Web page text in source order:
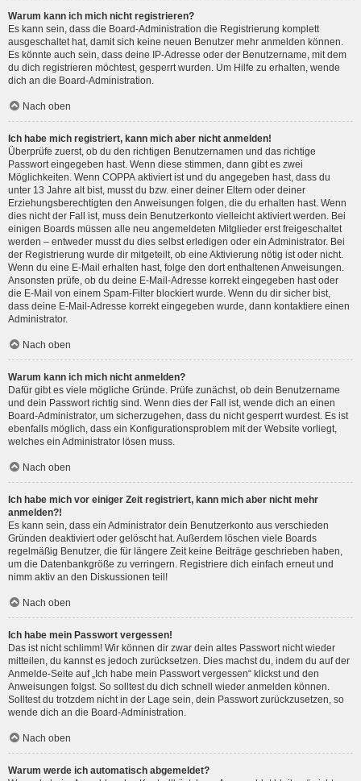
Warum kann ich mich nicht registrieren?
Es kann sein, dass die Board-Administration die Registrierung komplett
ausgeschaltet hat, damit sich keine neuen Benutzer mehr anmelden können.
Es könnte auch sein, dass deine IP-Adresse oder der Benutzername, mit dem
du dich registrieren möchtest, gesperrt wurden. Um Hilfe zu erhalten, wende
dich an die Board-Administration.
Nach oben
Ich habe mich registriert, kann mich aber nicht anmelden!
Überprüfe zuerst, ob du den richtigen Benutzernamen und das richtige
Passwort eingegeben hast. Wenn diese stimmen, dann gibt es zwei
Möglichkeiten. Wenn COPPA aktiviert ist und du angegeben hast, dass du
unter 13 Jahre alt bist, musst du bzw. einer deiner Eltern oder deiner
Erziehungsberechtigten den Anweisungen folgen, die du erhalten hast. Wenn
dies nicht der Fall ist, muss dein Benutzerkonto vielleicht aktiviert werden. Bei
einigen Boards müssen alle neu angemeldeten Mitglieder erst freigeschaltet
werden – entweder musst du dies selbst erledigen oder ein Administrator. Bei
der Registrierung wurde dir mitgeteilt, ob eine Aktivierung nötig ist oder nicht.
Wenn du eine E-Mail erhalten hast, folge den dort enthaltenen Anweisungen.
Ansonsten prüfe, ob du deine E-Mail-Adresse korrekt eingegeben hast oder
die E-Mail von einem Spam-Filter blockiert wurde. Wenn du dir sicher bist,
dass deine E-Mail-Adresse korrekt eingegeben wurde, dann kontaktiere einen
Administrator.
Nach oben
Warum kann ich mich nicht anmelden?
Dafür gibt es viele mögliche Gründe. Prüfe zunächst, ob dein Benutzername
und dein Passwort richtig sind. Wenn dies der Fall ist, wende dich an einen
Board-Administrator, um sicherzugehen, dass du nicht gesperrt wurdest. Es ist
ebenfalls möglich, dass ein Konfigurationsproblem mit der Website vorliegt,
welches ein Administrator lösen muss.
Nach oben
Ich habe mich vor einiger Zeit registriert, kann mich aber nicht mehr
anmelden?!
Es kann sein, dass ein Administrator dein Benutzerkonto aus verschieden
Gründen deaktiviert oder gelöscht hat. Außerdem löschen viele Boards
regelmäßig Benutzer, die für längere Zeit keine Beiträge geschrieben haben,
um die Datenbankgröße zu verringern. Registriere dich einfach erneut und
nimm aktiv an den Diskussionen teil!
Nach oben
Ich habe mein Passwort vergessen!
Das ist nicht schlimm! Wir können dir zwar dein altes Passwort nicht wieder
mitteilen, du kannst es jedoch zurücksetzen. Dies machst du, indem du auf der
Anmelde-Seite auf „Ich habe mein Passwort vergessen“ klickst und den
Anweisungen folgst. So solltest du dich schnell wieder anmelden können.
Solltest du trotzdem nicht in der Lage sein, dein Passwort zurückzusetzen, so
wende dich an die Board-Administration.
Nach oben
Warum werde ich automatisch abgemeldet?